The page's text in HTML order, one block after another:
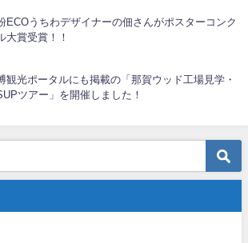
ECOうちわデザイナーの佃さんがポスターコンク
大賞受賞！！
観光ポータルにも掲載の「那賀ウッド工場見学・
ツアー」を開催しました！